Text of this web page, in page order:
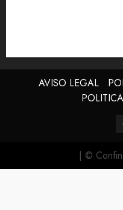
AVISO LEGAL
| ©